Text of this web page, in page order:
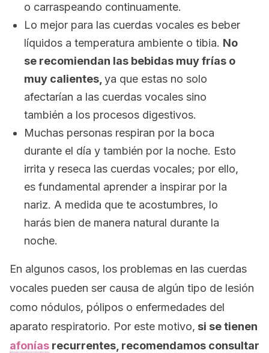
o carraspeando continuamente.
Lo mejor para las cuerdas vocales es beber
líquidos a temperatura ambiente o tibia. No
se recomiendan las bebidas muy frías o
muy calientes, ya que estas no solo
afectarían a las cuerdas vocales sino
también a los procesos digestivos.
Muchas personas respiran por la boca
durante el día y también por la noche. Esto
irrita y reseca las cuerdas vocales; por ello,
es fundamental aprender a inspirar por la
nariz. A medida que te acostumbres, lo
harás bien de manera natural durante la
noche.
En algunos casos, los problemas en las cuerdas
vocales pueden ser causa de algún tipo de lesión
como nódulos, pólipos o enfermedades del
aparato respiratorio. Por este motivo, si se tienen
afonías recurrentes, recomendamos consultar